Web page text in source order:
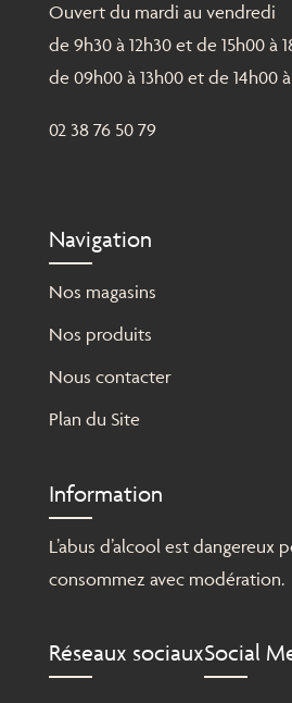
Ouvert du mardi au vendredi
de 9h30 à 12h30 et de 15h00 à
de 09h00 à 13h00 et de 14h00
02 38 76 50 79
Navigation
Nos magasins
Nos produits
Nous contacter
Plan du Site
Information
L’abus d’alcool est dangereux
consommez avec modération.
Réseaux sociauxSocial